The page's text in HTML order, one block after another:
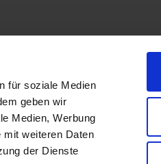
für soziale Medien
geben wir
Medien, Werbung
mit weiteren Daten
der Dienste
Kalaidos